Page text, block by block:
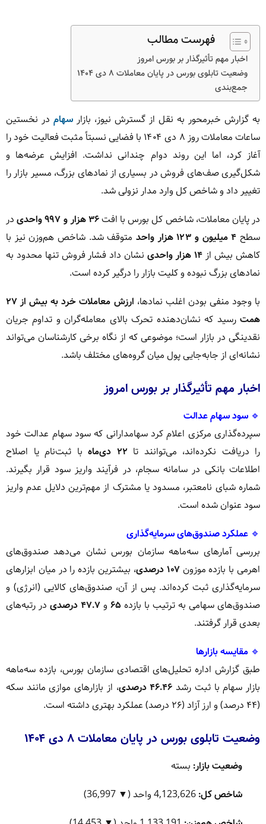
فهرست مطالب
اخبار مهم تأثیرگذار بر بورس امروز
وضعیت تابلوی بورس در پایان معاملات ۸ دی ۱۴۰۴
جمع‌بندی
به گزارش خبرمحور به نقل از گسترش نیوز، بازار سهام در نخستین
ساعات معاملات روز ۸ دی ۱۴۰۴ با فضایی نسبتاً مثبت فعالیت خود را
آغاز کرد، اما این روند دوام چندانی نداشت. افزایش عرضه‌ها و
شکل‌گیری صف‌های فروش در بسیاری از نمادهای بزرگ، مسیر بازار را
تغییر داد و شاخص کل وارد مدار نزولی شد.
در پایان معاملات، شاخص کل بورس با افت۳۶ هزار و ۹۹۷ واحدی
در
سطح ۴ میلیون و ۱۲۳ هزار واحد
متوقف شد. شاخص هم‌وزن نیز با
کاهش بیش از ۱۴ هزار واحدی
نشان داد فشار فروش تنها محدود به
نمادهای بزرگ نبوده و کلیت بازار را درگیر کرده است.
با وجود منفی بودن اغلب نمادها،
ارزش معاملات خرد به بیش از ۲۷
همت رسید که نشان‌دهنده تحرک بالای معامله‌گران و تداوم جریان
نقدینگی در بازار است؛ موضوعی که از نگاه برخی کارشناسان می‌تواند
نشانه‌ای از جابه‌جایی پول میان گروه‌های مختلف باشد.
اخبار مهم تأثیرگذار بر بورس امروز
🔹 سود سهام عدالت
سپرده‌گذاری مرکزی اعلام کرد سهامدارانی که سود سهام عدالت خود
را دریافت نکرده‌اند، می‌توانند تا۲۲ دی‌ماه
با ثبت‌نام یا اصلاح
اطلاعات بانکی در سامانه سجام، در فرآیند واریز سود قرار بگیرند.
شماره شبای نامعتبر، مسدود یا مشترک از مهم‌ترین دلایل عدم واریز
سود عنوان شده است.
🔹 عملکرد صندوق‌های سرمایه‌گذاری
بررسی آمارهای سه‌ماهه سازمان بورس نشان می‌دهد صندوق‌های
اهرمی با بازده موزون۱۰۷ درصدی
، بیشترین بازده را در میان ابزارهای
سرمایه‌گذاری ثبت کرده‌اند. پس از آن، صندوق‌های کالایی (انرژی) و
صندوق‌های سهامی به ترتیب با بازده ۶۵ و ۴۷.۷ درصدی
در رتبه‌های
بعدی قرار گرفتند.
🔹 مقایسه بازارها
طبق گزارش اداره تحلیل‌های اقتصادی سازمان بورس، بازده سه‌ماهه
بازار سهام با ثبت رشد ۴۶.۴۶ درصدی
، از بازارهای موازی مانند سکه
(۴۴ درصد) و ارز آزاد (۲۶ درصد) عملکرد بهتری داشته است.
وضعیت تابلوی بورس در پایان معاملات ۸ دی ۱۴۰۴
وضعیت بازار: بسته
شاخص کل: